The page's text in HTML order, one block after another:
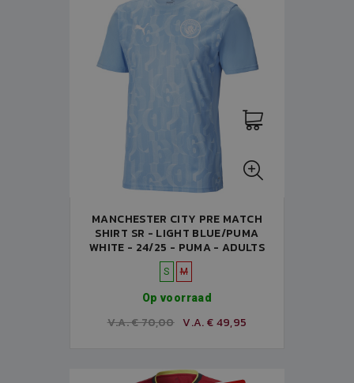
MANCHESTER CITY PRE MATCH
SHIRT SR - LIGHT BLUE/PUMA
WHITE - 24/25 - PUMA - ADULTS
S M
Op voorraad
V.A. € 70,00 V.A. € 49,95